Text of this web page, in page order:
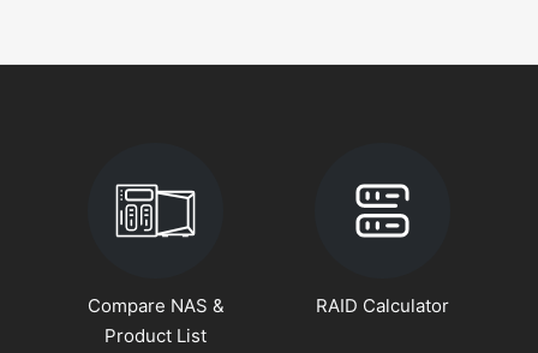
Compare NAS &
Product List
RAID Calculator